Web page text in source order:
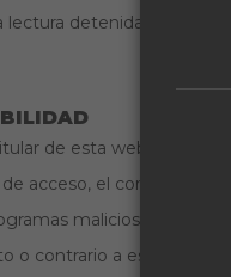
detenida de las
de esta web, te
de acceso, el correcto
maliciosos o
o contrario a este Aviso